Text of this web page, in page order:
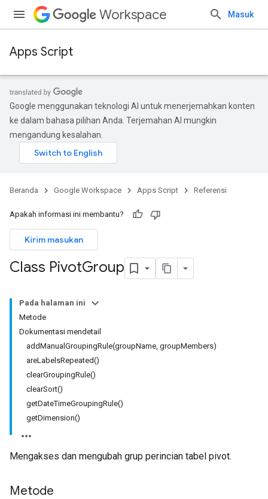
Workspace Masuk
Apps Script
Google menggunakan teknologi AI untuk menerjemahkan konten
ke dalam bahasa pilihan Anda. Terjemahan AI mungkin
mengandung kesalahan.
Beranda Google Workspace Apps Script Referensi
Apakah informasi ini membantu?
Kirim masukan
Class PivotGroup
Pada halaman ini
Metode
Dokumentasi mendetail
addManualGroupingRule(groupName, groupMembers)
areLabelsRepeated()
clearGroupingRule()
clearSort()
getDateTimeGroupingRule()
getDimension()
Mengakses dan mengubah grup perincian tabel pivot.
Metode